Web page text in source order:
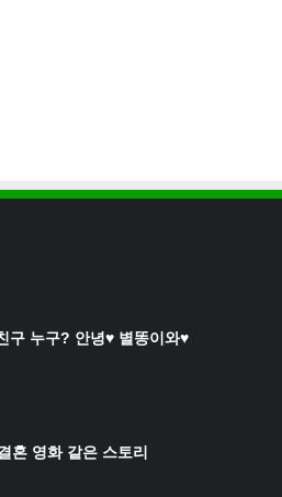
구 누구? 안녕♥ 별똥이와♥
혼 영화 같은 스토리